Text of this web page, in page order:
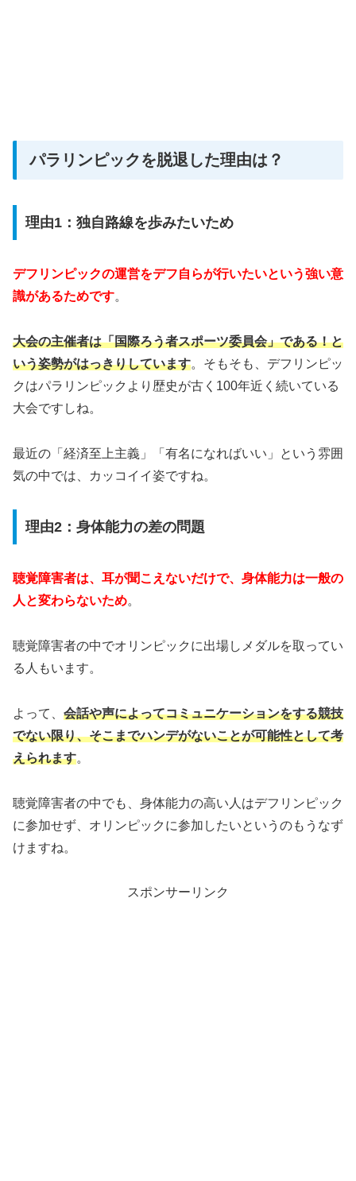
パラリンピックを脱退した理由は？
理由1：独自路線を歩みたいため
デフリンピックの運営をデフ自らが行いたいという強い意
識があるためです。
大会の主催者は「国際ろう者スポーツ委員会」である！と
いう姿勢がはっきりしています。そもそも、デフリンピッ
クはパラリンピックより歴史が古く100年近く続いている
大会ですしね。
最近の「経済至上主義」「有名になればいい」という雰囲
気の中では、カッコイイ姿ですね。
理由2：身体能力の差の問題
聴覚障害者は、耳が聞こえないだけで、身体能力は一般の
人と変わらないため。
聴覚障害者の中でオリンピックに出場しメダルを取ってい
る人もいます。
よって、 会話や声によってコミュニケーションをする競技
でない限り、そこまでハンデがないことが可能性として考
えられます。
聴覚障害者の中でも、身体能力の高い人はデフリンピック
に参加せず、オリンピックに参加したいというのもうなず
けますね。
スポンサーリンク